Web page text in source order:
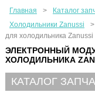
Главная > Каталог
Холодильники Zanussi
>
для холодильника Zanussi
ЭЛЕКТРОННЫЙ
ХОЛОДИЛЬНИКА
КАТАЛОГ